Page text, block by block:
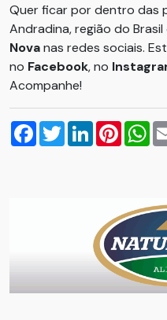
Quer ficar por dentro das
Andradina, região do
Novanas redes sociais.
no Facebook, no
Acompanhe!
Facebook
TwitterLinkedIn